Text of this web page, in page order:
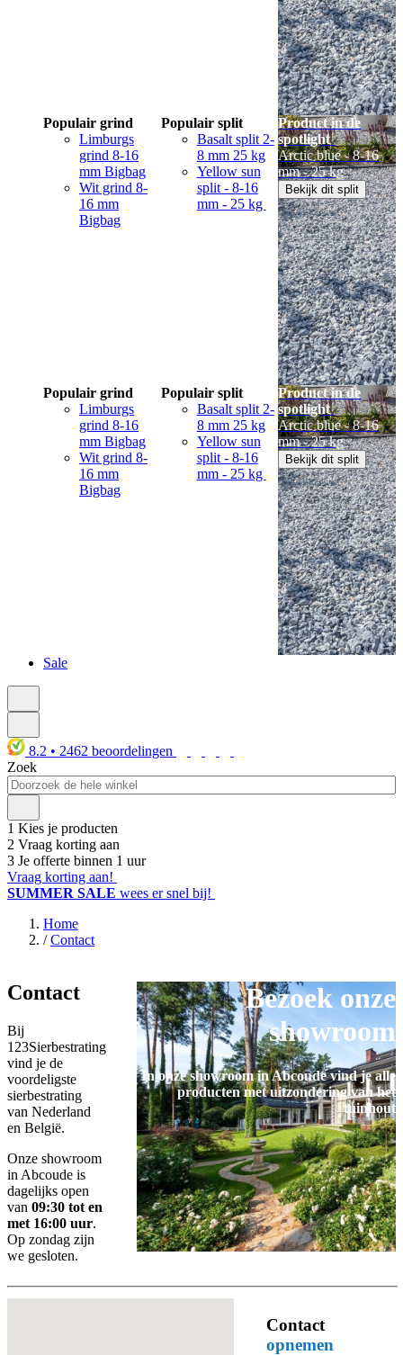
Populair grind
Limburgs
grind 8-16
mm Bigbag
Wit grind 8-
16 mm
Bigbag
Populair split
Basalt split 2-
8 mm 25 kg
Yellow sun
split - 8-16
mm - 25 kg
Product in de
spotlight
Arctic blue - 8-16
mm - 25 kg
Bekijk dit split
Populair grind
Limburgs
grind 8-16
mm Bigbag
Wit grind 8-
16 mm
Bigbag
Populair split
Basalt split 2-
8 mm 25 kg
Yellow sun
split - 8-16
mm - 25 kg
Product in de
spotlight
Arctic blue - 8-16
mm - 25 kg
Bekijk dit split
Sale
8.2 • 2462 beoordelingen
Zoek
1 Kies je producten
2 Vraag korting aan
3 Je offerte binnen 1 uur
Vraag korting aan!
SUMMER SALE wees er snel bij!
Home
/ Contact
Contact
Bij
123Sierbestrating
vind je de
voordeligste
sierbestrating
van Nederland
en België.
Onze showroom
in Abcoude is
dagelijks open
van 09:30 tot en
met 16:00 uur.
Op zondag zijn
we gesloten.
Bezoek onze
showroom
In onze showroom in Abcoude vind je alle
producten met uitzondering van het
tuinhout
Contact
opnemen